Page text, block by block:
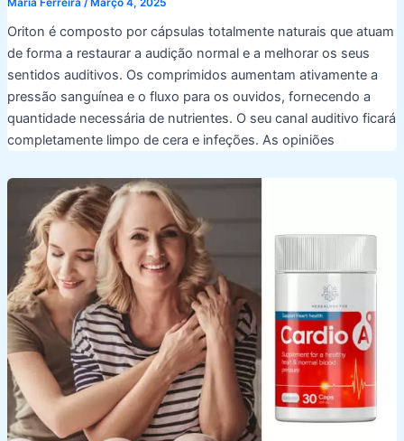
Oriton é composto por cápsulas totalmente naturais que atuam
de forma a restaurar a audição normal e a melhorar os seus
sentidos auditivos. Os comprimidos aumentam ativamente a
pressão sanguínea e o fluxo para os ouvidos, fornecendo a
quantidade necessária de nutrientes. O seu canal auditivo ficará
completamente limpo de cera e infeções. As opiniões